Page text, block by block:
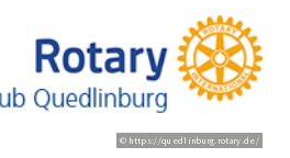
© https://quedlinburg.rotary.de/